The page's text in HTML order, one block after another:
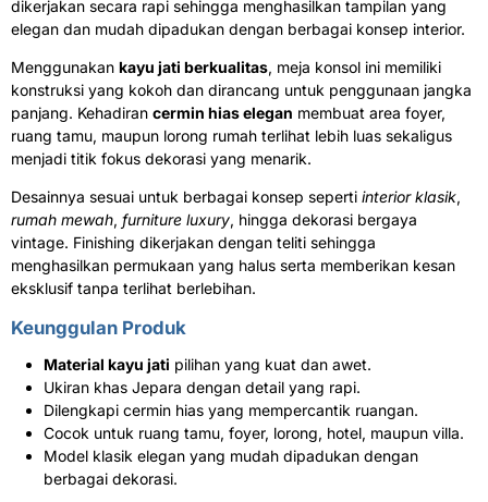
dikerjakan secara rapi sehingga menghasilkan tampilan yang
elegan dan mudah dipadukan dengan berbagai konsep interior.
Menggunakan kayu jati berkualitas, meja konsol ini memiliki
konstruksi yang kokoh dan dirancang untuk penggunaan jangka
panjang. Kehadiran cermin hias elegan membuat area foyer,
ruang tamu, maupun lorong rumah terlihat lebih luas sekaligus
menjadi titik fokus dekorasi yang menarik.
Desainnya sesuai untuk berbagai konsep seperti interior klasik,
rumah mewah, furniture luxury, hingga dekorasi bergaya
vintage. Finishing dikerjakan dengan teliti sehingga
menghasilkan permukaan yang halus serta memberikan kesan
eksklusif tanpa terlihat berlebihan.
Keunggulan Produk
Material kayu jati pilihan yang kuat dan awet.
Ukiran khas Jepara dengan detail yang rapi.
Dilengkapi cermin hias yang mempercantik ruangan.
Cocok untuk ruang tamu, foyer, lorong, hotel, maupun villa.
Model klasik elegan yang mudah dipadukan dengan
berbagai dekorasi.